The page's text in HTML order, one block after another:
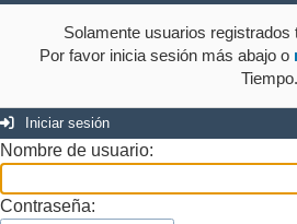
Solamente usuarios
Por favor inicia sesión más abajo o
Iniciar sesión
Nombre de usuario:
Contraseña: